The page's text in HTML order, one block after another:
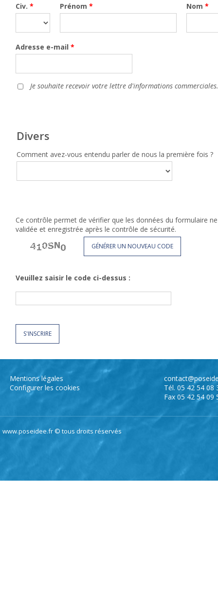
Civ. * Prénom * Nom *
Adresse e-mail *
Je souhaite recevoir votre lettre d'informations commerciales.
Divers
Comment avez-vous entendu parler de nous la première fois ?
Ce contrôle permet de vérifier que les données du formulaire
validée et enregistrée après le contrôle de sécurité.
GÉNÉRER UN NOUVEAU CODE
Veuillez saisir le code ci-dessus :
S'INSCRIRE
Mentions légales
Configurer les cookies
Tél. 05 42 54 08
Fax 05 42 54 09
www.poseidee.fr © tous droits réservés